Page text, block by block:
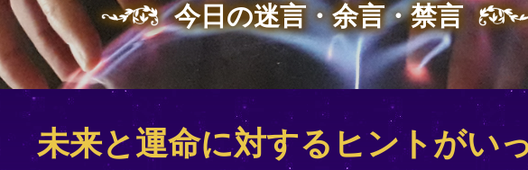
今日の迷言・余言・禁言
未来と運命に対するヒントがい